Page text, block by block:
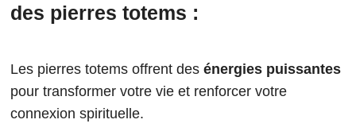
des pierres totems :
Les pierres totems offrent des énergies puissantes
pour transformer votre vie et renforcer votre
connexion spirituelle.